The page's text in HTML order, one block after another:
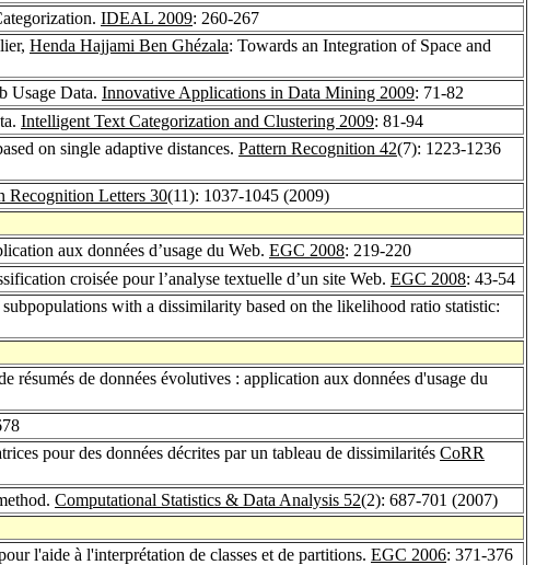
IDEAL 2009: 260-267
Henda Hajjami Ben Ghézala: Towards an Integration of Space and
Usage Data. Innovative Applications in Data Mining 2009: 71-82
Intelligent Text Categorization and Clustering 2009: 81-94
on single adaptive distances. Pattern Recognition 42(7): 1223-1236
Recognition Letters 30(11): 1037-1045 (2009)
aux données d’usage du Web. EGC 2008: 219-220
croisée pour l’analyse textuelle d’un site Web. EGC 2008: 43-54
with a dissimilarity based on the likelihood ratio statistic:
résumés de données évolutives : application aux données d'usage du
pour des données décrites par un tableau de dissimilarités CoRR
Computational Statistics & Data Analysis 52(2): 687-701 (2007)
l'aide à l'interprétation de classes et de partitions. EGC 2006: 371-376